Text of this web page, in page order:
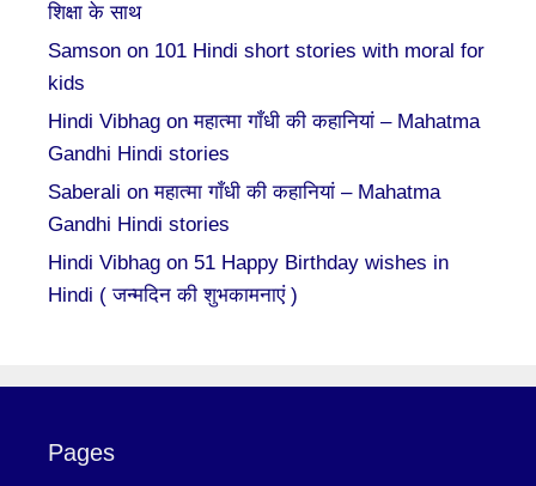
शिक्षा के साथ
Samson on 101 Hindi short stories with moral for
kids
Hindi Vibhag onमहात्मा गाँधी की कहानियां – Mahatma
Gandhi Hindi stories
Saberali onमहात्मा गाँधी की कहानियां – Mahatma
Gandhi Hindi stories
Hindi Vibhag on 51 Happy Birthday wishes in
Hindi ( जन्मदिन की शुभकामनाएं )
Pages